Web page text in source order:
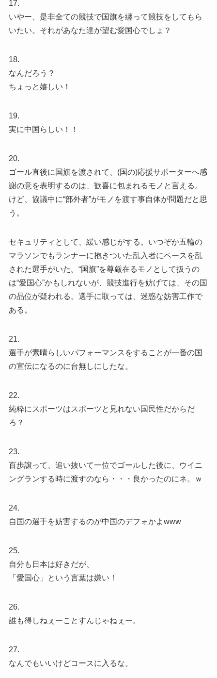
17.
いやー、是非全ての競技で国旗を纏って競技をしてもら
いたい。それがあなた達が望む愛国心でしょ？
18.
なんだろう？
ちょっと嬉しい！
19.
実に中国らしい！！
20.
ゴール直後に国旗を渡されて、(国の)応援サポーターへ感
謝の意を表明するのは、歓喜に包まれるモノと言える。
けど、協議中に“部外者”がモノを渡す事自体が問題だと思
う。
セキュリティとして、緩い感じがする。いつぞか五輪の
マラソンでもランナーに抱きついた乱入者にペースを乱
された選手がいた。“国旗”を尊厳在るモノとして扱うの
は“愛国心”かもしれないが、競技進行を妨げては、その国
の品位が疑われる。選手に取っては、迷惑な妨害工作で
ある。
21.
選手が素晴らしいパフォーマンスをすることが一番の国
の宣伝になるのに台無しにしたな。
22.
純粋にスポーツはスポーツと見れない国民性だからだ
ろ？
23.
百歩譲って、追い抜いて一位でゴールした後に、ウイニ
ングランする時に渡すのなら・・・良かったのにネ。ｗ
24.
自国の選手を妨害するのが中国のデフォかよwww
25.
自分も日本は好きだが、
「愛国心」という言葉は嫌い！
26.
誰も得しねぇーことすんじゃねぇー。
27.
なんでもいいけどコースに入るな。